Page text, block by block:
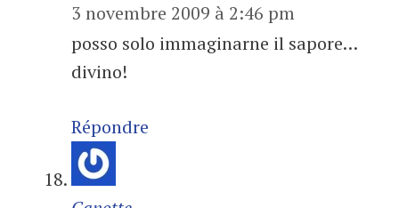
3 novembre 2009 à 2:46 pm
posso solo immaginarne il sapore…
divino!
Répondre